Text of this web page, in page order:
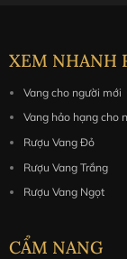
XEM NHANH
Vang cho người mới
Vang hảo hạng cho
Rượu Vang Đỏ
Rượu Vang Trắng
Rượu Vang Ngọt
CẨM NANG